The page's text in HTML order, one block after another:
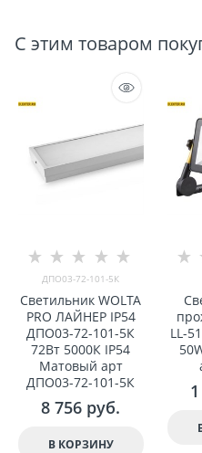
С этим товаром
ДПО03-72-101-5К
Светильник WOLTA
PRO ЛАЙНЕР IP54
ДПО03-72-101-5К
72Вт 5000К IP54
Матовый арт
ДПО03-72-101-5К
8 756 руб.
В КОРЗИНУ
LL-